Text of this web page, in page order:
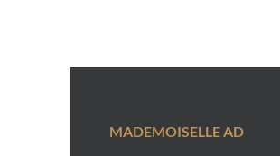
MADEMOISELLE AD